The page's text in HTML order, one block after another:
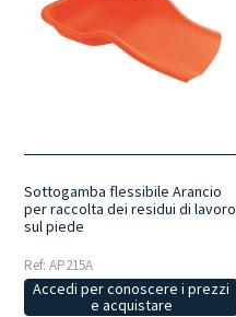
Sottogamba flessibile Arancio
per raccolta dei residui di lavoro
sul piede
Ref: AP215A
Accedi per conoscere i prezzi
e acquistare